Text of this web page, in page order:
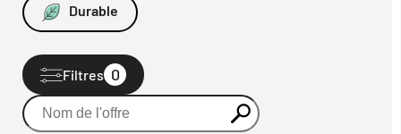
Durable
Filtres 0